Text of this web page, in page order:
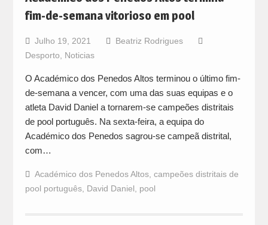
fim-de-semana vitorioso em pool
Julho 19, 2021
Beatriz Rodrigues
Desporto
Noticias
O Académico dos Penedos Altos terminou o último fim-
de-semana a vencer, com uma das suas equipas e o
atleta David Daniel a tornarem-se campeões distritais
de pool português. Na sexta-feira, a equipa do
Académico dos Penedos sagrou-se campeã distrital,
com…
Académico dos Penedos Altos, campeões distritais de
pool português, David Daniel pool